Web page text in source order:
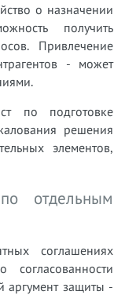
о назначении
получить
Привлечение
- может
по подготовке
решения
элементов,
отдельным
соглашениях
аргумент защиты -